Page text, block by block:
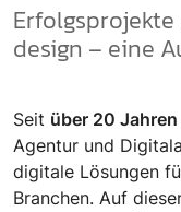
design – eine
Seit über 20 Jahren
Agentur und
digitale Lösungen
Branchen. Auf